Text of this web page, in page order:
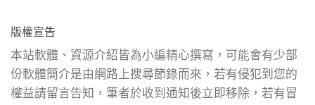
版權宣告
本站軟體、資源介紹皆為小編精心撰寫，可能會有少部
份軟體簡介是由網路上搜尋節錄而來，若有侵犯到您的
權益請留言告知，筆者於收到通知後立即移除，若有冒